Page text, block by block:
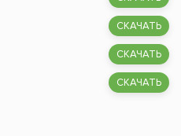
СКАЧАТЬ
СКАЧАТЬ
СКАЧАТЬ